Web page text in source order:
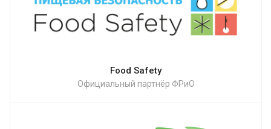
Food Safety
Официальный партнёр ФРиО